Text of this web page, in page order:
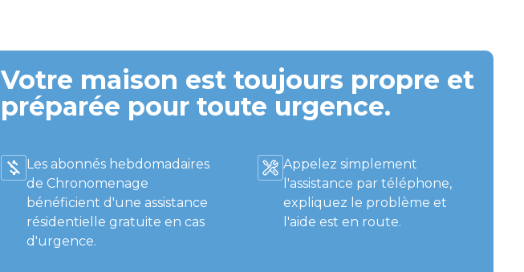
Votre maison est toujours propre et
préparée pour toute urgence.
Les abonnés hebdomadaires
de Chronomenage
bénéficient d'une assistance
résidentielle gratuite en cas
d'urgence.
Appelez simplement
l'assistance par téléphone,
expliquez le problème et
l'aide est en route.